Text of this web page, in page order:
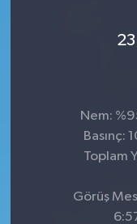
Nem:
Basınç:
Toplam
Görüş